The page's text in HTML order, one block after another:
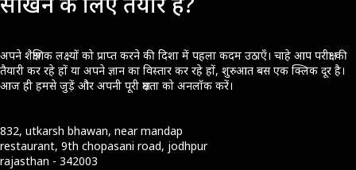
अपने शैक्षणिक लक्ष्यों को प्राप्त करने की दिशा में पहला कदम उठाएँ। चाहे आप परीक्षा की
तैयारी कर रहे हों या अपने ज्ञान का विस्तार कर रहे हों, शुरुआत बस एक क्लिक दूर है।
आज ही हमसे जुड़ें और अपनी पूरी क्षमता को अनलॉक करें।
832, utkarsh bhawan, near mandap
restaurant, 9th chopasani road, jodhpur
rajasthan - 342003